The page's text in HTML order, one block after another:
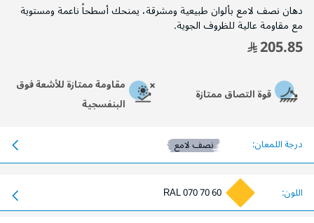
دهان نصف لامع بألوان طبيعية ومشرقة، يمنحك أسطحاً ناعمة ومستوية
مع مقاومة عالية للظروف الجوية.
205.85
قوة التصاق ممتازة
مقاومة ممتازة للأشعة فوق
البنفسجية
درجة اللمعان: نصف لامع
اللون: RAL 070 70 60